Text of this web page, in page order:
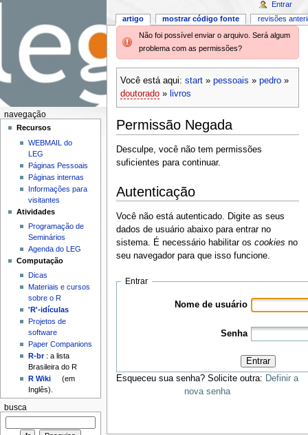
Não foi possível enviar o arquivo. Será algum
problema com as permissões?
Você está aqui: start» pessoais » pedro»
doutorado» livros
Permissão Negada
Desculpe, você não tem permissões
suficientes para continuar.
Autenticação
Você não está autenticado. Digite as seus
dados de usuário abaixo para entrar no
sistema. É necessário habilitar os cookies no
seu navegador para que isso funcione.
Entrar
Nome de usuário
Senha
Entrar
Esqueceu sua senha? Solicite outra: Definir a
nova senha
artigo mostrar código fonte revisões
Entrar
navegação
Recursos
WEBMAIL do
LEG
Páginas Pessoais
Páginas internas
Informações para
visitantes
Atividades
Programação de
Seminários
Agenda do LEG
Computação
Dicas
Materiais e cursos
sobre o R
'R'-idículas
Projetos de
software
Paper Companions
R-br: a lista
Brasileira do R
R Wiki
(em
Inglês).
busca